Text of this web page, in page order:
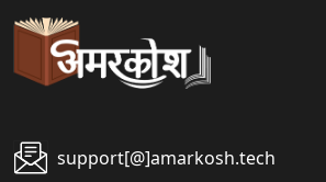
support[@]amarkosh.tech